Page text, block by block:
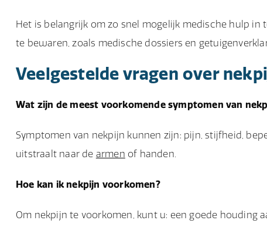
Het is belangrijk om zo snel mogelijk medische hulp
te bewaren, zoals medische dossiers en
Veelgestelde vragen over
Wat zijn de meest voorkomende symptomen van
Symptomen van nekpijn kunnen zijn: pijn, stijfheid,
uitstraalt naar de armen of handen.
Hoe kan ik nekpijn voorkomen?
Om nekpijn te voorkomen, kunt u: een goede